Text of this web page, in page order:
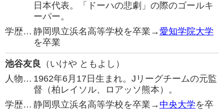
日本代表。「ドーハの悲劇」の際のゴールキ
ーパー。
学歴… 静岡県立浜名高等学校を卒業→愛知学院大学
を卒業
池谷友良 （いけや ともよし）
人物… 1962年6月17日生まれ。Jリーグチームの元監
督（柏レイソル、ロアッソ熊本）。
学歴… 静岡県立浜名高等学校を卒業→ 中央大学を卒